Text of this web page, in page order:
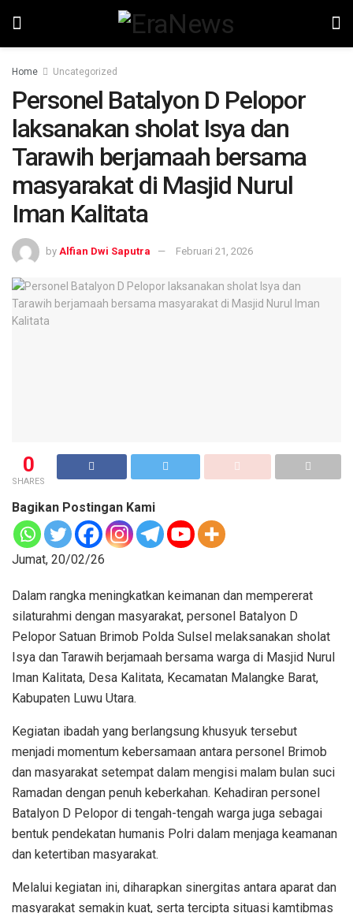
Home Uncategorized
Personel Batalyon D Pelopor
laksanakan sholat Isya dan
Tarawih berjamaah bersama
masyarakat di Masjid Nurul
Iman Kalitata
by Alfian Dwi Saputra Februari 21, 2026
0
SHARES
Bagikan Postingan Kami
Jumat, 20/02/26
Dalam rangka meningkatkan keimanan dan mempererat
silaturahmi dengan masyarakat, personel Batalyon D
Pelopor Satuan Brimob Polda Sulsel melaksanakan sholat
Isya dan Tarawih berjamaah bersama warga di Masjid Nurul
Iman Kalitata, Desa Kalitata, Kecamatan Malangke Barat,
Kabupaten Luwu Utara.
Kegiatan ibadah yang berlangsung khusyuk tersebut
menjadi momentum kebersamaan antara personel Brimob
dan masyarakat setempat dalam mengisi malam bulan suci
Ramadan dengan penuh keberkahan. Kehadiran personel
Batalyon D Pelopor di tengah-tengah warga juga sebagai
bentuk pendekatan humanis Polri dalam menjaga keamanan
dan ketertiban masyarakat.
Melalui kegiatan ini, diharapkan sinergitas antara aparat dan
masyarakat semakin kuat, serta tercipta situasi kamtibmas